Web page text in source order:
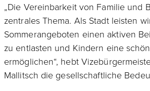
„Die Vereinbarkeit von Familie und
zentrales Thema. Als Stadt leisten
Sommerangeboten einen aktiven
zu entlasten und Kindern eine
ermöglichen“, hebt
Mallitsch die gesellschaftliche